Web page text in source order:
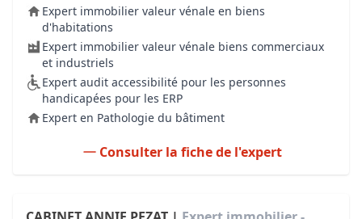
Expert immobilier valeur vénale en biens
d'habitations
Expert immobilier valeur vénale biens commerciaux
et industriels
Expert audit accessibilité pour les personnes
handicapées pour les ERP
Expert en Pathologie du bâtiment
Consulter la fiche de l'expert